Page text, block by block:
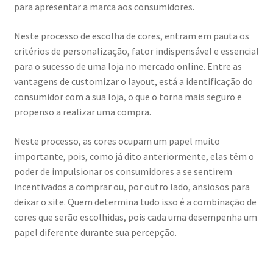
para apresentar a marca aos consumidores.
Neste processo de escolha de cores, entram em pauta os
critérios de personalização, fator indispensável e essencial
para o sucesso de uma loja no mercado online. Entre as
vantagens de customizar o layout, está a identificação do
consumidor com a sua loja, o que o torna mais seguro e
propenso a realizar uma compra.
Neste processo, as cores ocupam um papel muito
importante, pois, como já dito anteriormente, elas têm o
poder de impulsionar os consumidores a se sentirem
incentivados a comprar ou, por outro lado, ansiosos para
deixar o site. Quem determina tudo isso é a combinação de
cores que serão escolhidas, pois cada uma desempenha um
papel diferente durante sua percepção.